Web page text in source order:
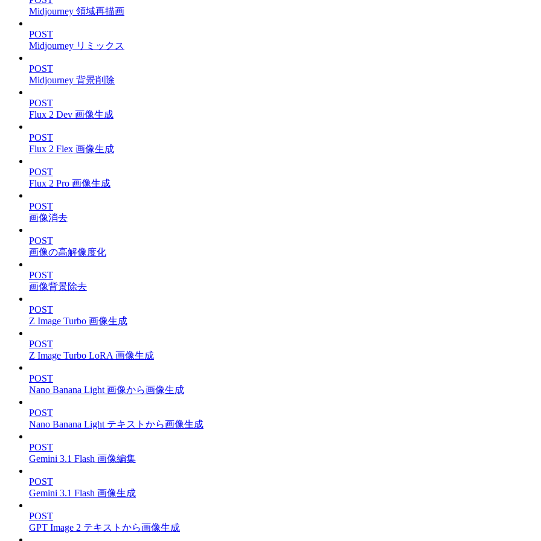
Midjourney 領域再描画
POST
Midjourney リミックス
POST
Midjourney 背景削除
POST
Flux 2 Dev 画像生成
POST
Flux 2 Flex 画像生成
POST
Flux 2 Pro 画像生成
POST
画像消去
POST
画像の高解像度化
POST
画像背景除去
POST
Z Image Turbo 画像生成
POST
Z Image Turbo LoRA 画像生成
POST
Nano Banana Light 画像から画像生成
POST
Nano Banana Light テキストから画像生成
POST
Gemini 3.1 Flash 画像編集
POST
Gemini 3.1 Flash 画像生成
POST
GPT Image 2 テキストから画像生成